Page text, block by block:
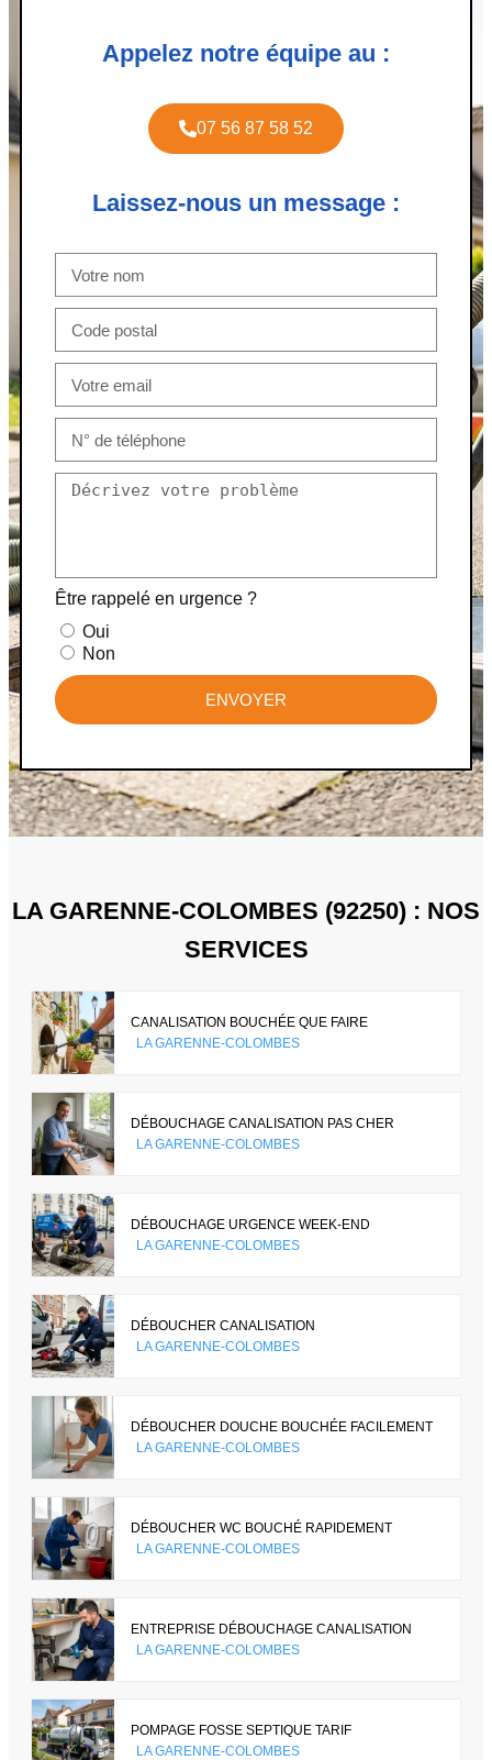
Appelez notre équipe au :
07 56 87 58 52
Laissez-nous un message :
Être rappelé en urgence ?
Oui
Non
ENVOYER
LA GARENNE-COLOMBES (92250) : NOS
SERVICES
CANALISATION BOUCHÉE QUE FAIRE
LA GARENNE-COLOMBES
DÉBOUCHAGE CANALISATION PAS CHER
LA GARENNE-COLOMBES
DÉBOUCHAGE URGENCE WEEK-END
LA GARENNE-COLOMBES
DÉBOUCHER CANALISATION
LA GARENNE-COLOMBES
DÉBOUCHER DOUCHE BOUCHÉE FACILEMENT
LA GARENNE-COLOMBES
DÉBOUCHER WC BOUCHÉ RAPIDEMENT
LA GARENNE-COLOMBES
ENTREPRISE DÉBOUCHAGE CANALISATION
LA GARENNE-COLOMBES
POMPAGE FOSSE SEPTIQUE TARIF
LA GARENNE-COLOMBES